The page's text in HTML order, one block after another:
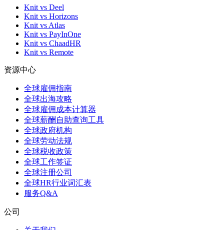
Knit vs Deel
Knit vs Horizons
Knit vs Atlas
Knit vs PayInOne
Knit vs ChaadHR
Knit vs Remote
资源中心
全球雇佣指南
全球出海攻略
全球雇佣成本计算器
全球薪酬自助查询工具
全球政府机构
全球劳动法规
全球税收政策
全球工作签证
全球注册公司
全球HR行业词汇表
服务Q&A
公司